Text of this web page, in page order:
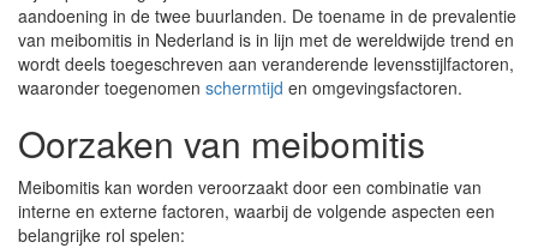
aandoening in de twee buurlanden. De toename in de prevalentie
van meibomitis in Nederland is in lijn met de wereldwijde trend en
wordt deels toegeschreven aan veranderende levensstijlfactoren,
waaronder toegenomen schermtijd en omgevingsfactoren.
Oorzaken van meibomitis
Meibomitis kan worden veroorzaakt door een combinatie van
interne en externe factoren, waarbij de volgende aspecten een
belangrijke rol spelen: